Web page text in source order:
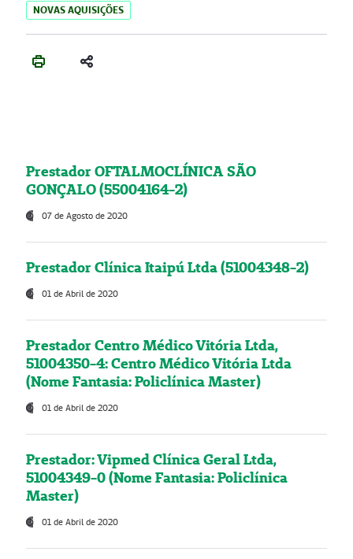
NOVAS AQUISIÇÕES
Prestador OFTALMOCLÍNICA SÃO
GONÇALO (55004164-2)
07 de Agosto de 2020
Prestador Clínica Itaipú Ltda (51004348-2)
01 de Abril de 2020
Prestador Centro Médico Vitória Ltda,
51004350-4: Centro Médico Vitória Ltda
(Nome Fantasia: Policlínica Master)
01 de Abril de 2020
Prestador: Vipmed Clínica Geral Ltda,
51004349-0 (Nome Fantasia: Policlínica
Master)
01 de Abril de 2020